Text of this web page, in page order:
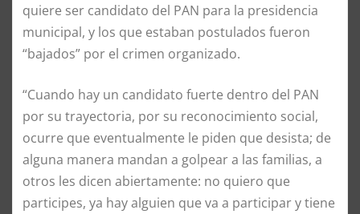
quiere ser candidato del PAN para la presidencia
municipal, y los que estaban postulados fueron
“bajados” por el crimen organizado.
“Cuando hay un candidato fuerte dentro del PAN
por su trayectoria, por su reconocimiento social,
ocurre que eventualmente le piden que desista; de
alguna manera mandan a golpear a las familias, a
otros les dicen abiertamente: no quiero que
participes, ya hay alguien que va a participar y tiene